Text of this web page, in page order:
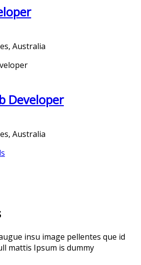
Australia
Developer​
Australia
insu image pellentes que id
mattis Ipsum is dummy